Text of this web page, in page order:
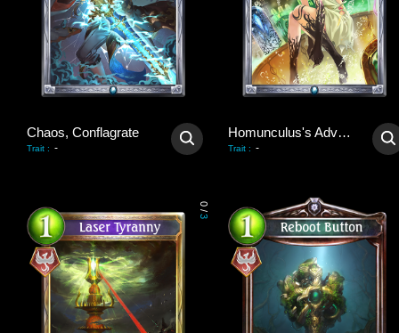
Chaos, Conflagrate
Trait : -
Homunculus's Advent
Trait : -
0
/
3